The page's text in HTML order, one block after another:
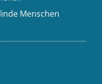
Menschen